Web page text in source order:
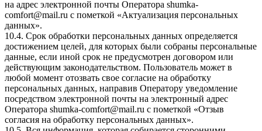
на адрес электронной почты Оператора shumka-
comfort@mail.ru с пометкой «Актуализация персональных
данных».
10.4. Срок обработки персональных данных определяется
достижением целей, для которых были собраны персональные
данные, если иной срок не предусмотрен договором или
действующим законодательством. Пользователь может в
любой момент отозвать свое согласие на обработку
персональных данных, направив Оператору уведомление
посредством электронной почты на электронный адрес
Оператора shumka-comfort@mail.ru с пометкой «Отзыв
согласия на обработку персональных данных».